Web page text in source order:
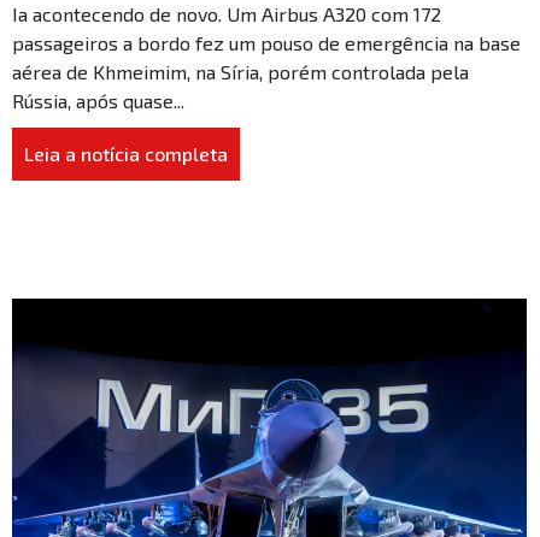
Ia acontecendo de novo. Um Airbus A320 com 172
passageiros a bordo fez um pouso de emergência na base
aérea de Khmeimim, na Síria, porém controlada pela
Rússia, após quase...
Leia a notícia completa